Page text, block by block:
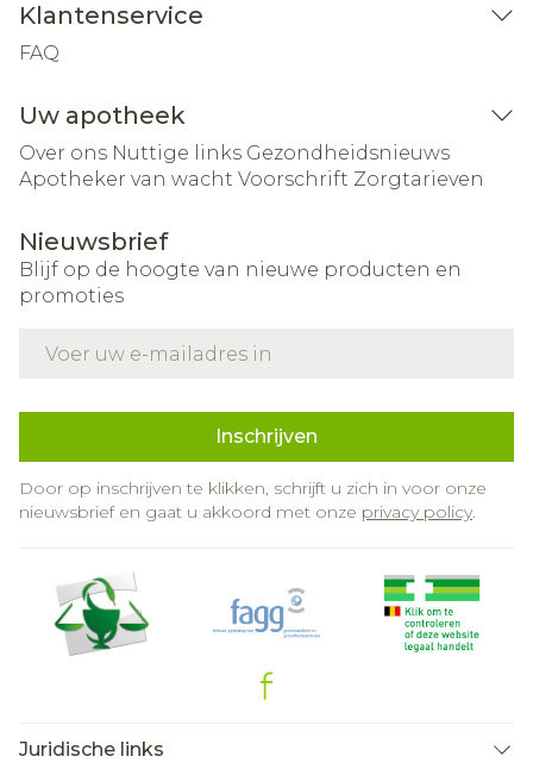
Klantenservice
FAQ
Uw apotheek
Over ons Nuttige links Gezondheidsnieuws
Apotheker van wacht Voorschrift Zorgtarieven
Nieuwsbrief
Blijf op de hoogte van nieuwe producten en
promoties
Inschrijven
Door op inschrijven te klikken, schrijft u zich in voor onze
nieuwsbrief en gaat u akkoord met onze privacy policy.
Juridische links